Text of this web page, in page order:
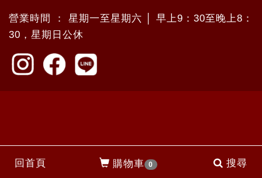
回首頁 購物車 0 搜尋
營業時間 ： 星期一至星期六 │ 早上9：30至晚上8：
30，星期日公休